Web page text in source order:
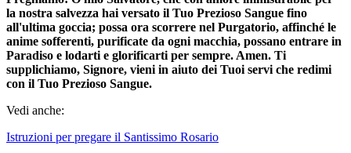
la nostra salvezza hai versato il Tuo Prezioso Sangue fino
all'ultima goccia; possa ora scorrere nel Purgatorio, affinché le
anime sofferenti, purificate da ogni macchia, possano entrare in
Paradiso e lodarti e glorificarti per sempre. Amen. Ti
supplichiamo, Signore, vieni in aiuto dei Tuoi servi che redimi
con il Tuo Prezioso Sangue.
Vedi anche:
Istruzioni per pregare il Santissimo Rosario